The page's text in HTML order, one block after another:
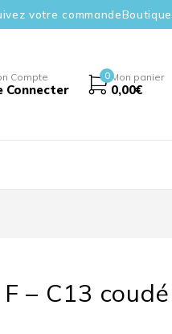
votre commandeBoutique
Compte
Connecter
0 Mon panier
0,00€
– C13 coudé